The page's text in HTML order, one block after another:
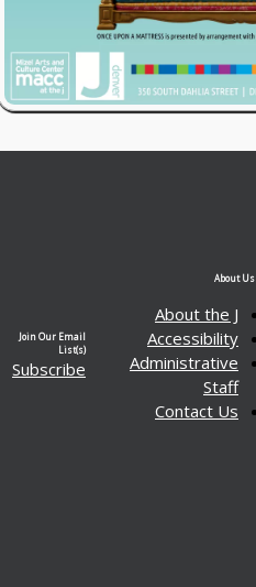
About Us
About the J
Accessibility
Administrative
Staff
Contact Us
Join Our Email
List(s)
Subscribe